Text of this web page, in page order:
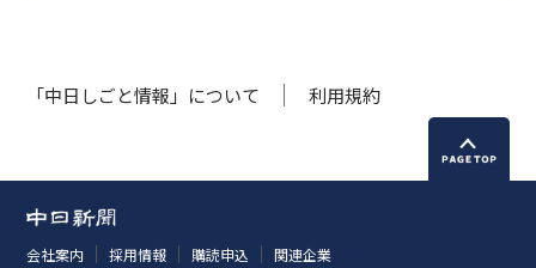
「中日しごと情報」について 利用規約
会社案内 採用情報 購読申込 関連企業